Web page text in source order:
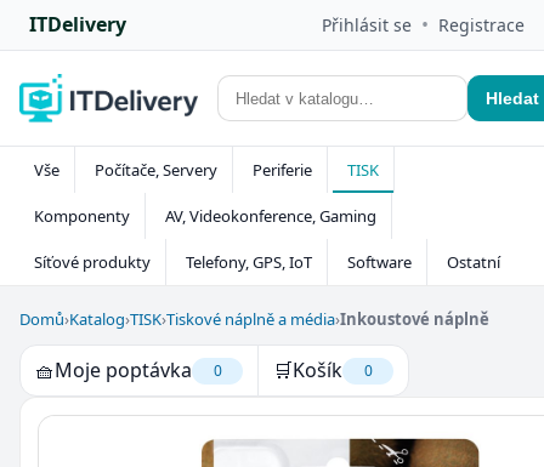
ITDelivery Přihlásit se • Registrace
Hledat
Vše Počítače, Servery Periferie TISK
Komponenty AV, Videokonference, Gaming
Síťové produkty Telefony, GPS, IoT Software Ostatní
Domů›Katalog›TISK›Tiskové náplně a média›Inkoustové náplně
🧺Moje poptávka 0 🛒Košík 0